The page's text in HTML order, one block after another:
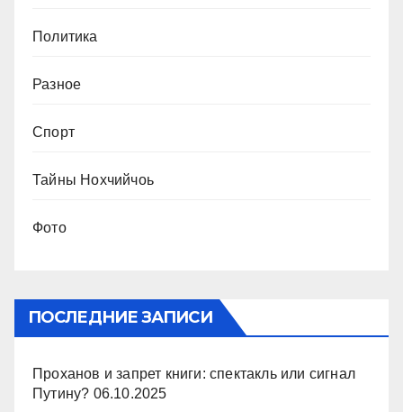
Политика
Разное
Спорт
Тайны Нохчийчоь
Фото
ПОСЛЕДНИЕ ЗАПИСИ
Проханов и запрет книги: спектакль или сигнал
Путину? 06.10.2025